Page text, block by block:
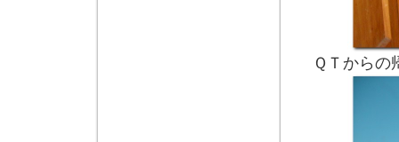
ＱＴからの